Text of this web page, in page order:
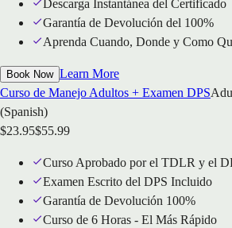
Descarga Instantánea del Certificado
Garantía de Devolución del 100%
Aprenda Cuando, Donde y Como
Book Now Learn More
Curso de Manejo Adultos + Examen DPS
(Spanish)
$23.95$55.99
Curso Aprobado por el TDLR y el
Examen Escrito del DPS Incluido
Garantía de Devolución 100%
Curso de 6 Horas - El Más Rápido